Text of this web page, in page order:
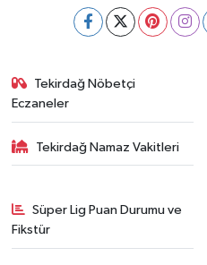
Tekirdağ Nöbetçi
Eczaneler
Tekirdağ Namaz Vakitleri
Süper Lig Puan Durumu ve
Fikstür